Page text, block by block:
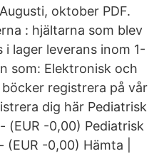
oktober PDF.
: hjältarna som blev
i lager leverans inom 1-
som: Elektronisk och
registrera på vår
dig här Pediatrisk
(EUR -0,00) Pediatrisk
-0,00) Hämta |